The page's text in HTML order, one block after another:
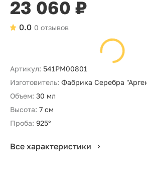
23 060 ₽
0 отзывов
0.0
Артикул: 541РМ00801
Изготовитель: Фабрика Серебра
Объем: 30 мл
Высота: 7 см
Проба: 925°
Все характеристики